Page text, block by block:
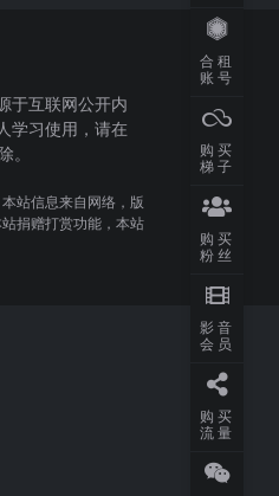
于互联网公开内
学习使用，请在
。
站信息来自网络，版
捐赠打赏功能，本站
合租
账号
购买
梯子
购买
粉丝
影音
会员
购买
流量